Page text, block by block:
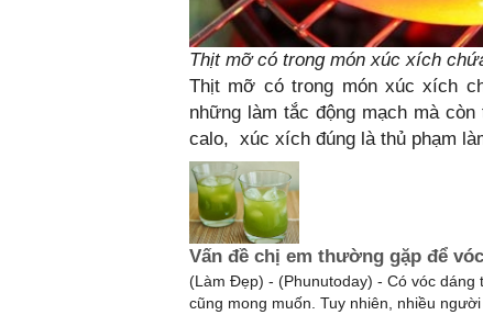
Thịt mỡ có trong món xúc xích
Thịt mỡ có trong món xúc xích
những làm tắc động mạch mà
calo, xúc xích đúng là thủ phạm
Vấn đề chị em thường gặp để
(Làm Đẹp) - (Phunutoday) - Có vóc dáng
cũng mong muốn. Tuy nhiên, nhiều